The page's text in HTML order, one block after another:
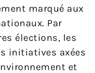
marqué aux
Par
élections, les
initiatives axées
et